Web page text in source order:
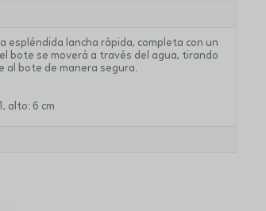
espléndida lancha rápida, completa con un
bote se moverá a través del agua, tirando
al bote de manera segura.
alto: 6 cm